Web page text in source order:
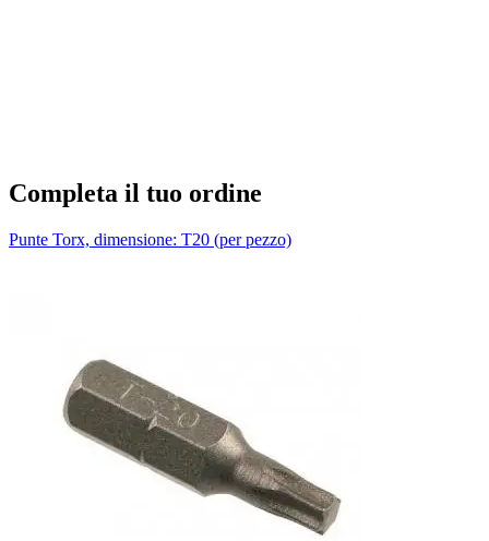
Completa il tuo ordine
Punte Torx, dimensione: T20 (per pezzo)